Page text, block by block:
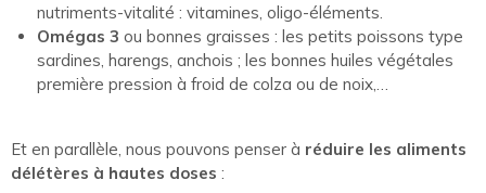
nutriments-vitalité : vitamines, oligo-éléments.
Omégas 3 ou bonnes graisses : les petits poissons type
sardines, harengs, anchois ; les bonnes huiles végétales
première pression à froid de colza ou de noix,…
Et en parallèle, nous pouvons penser à réduire les aliments
délétères à hautes doses :